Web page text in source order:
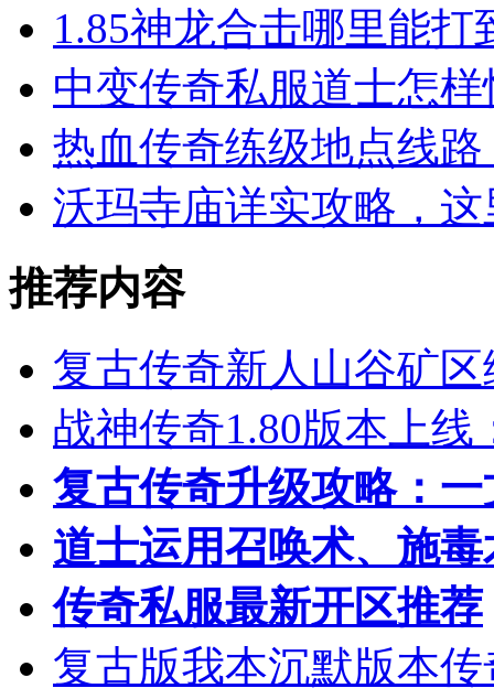
1.85神龙合击哪里能
中变传奇私服道士怎
热血传奇练级地点线
沃玛寺庙详实攻略，
推荐内容
复古传奇新人山谷矿
战神传奇1.80版本上线
复古传奇升级攻略：
道士运用召唤术、施
传奇私服最新开区推荐
复古版我本沉默版本